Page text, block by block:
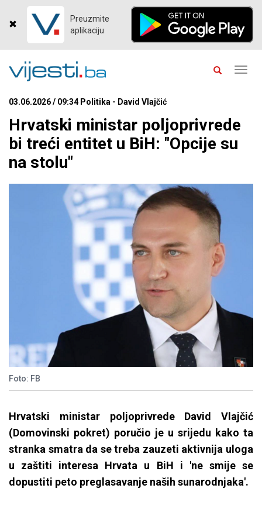
Preuzmite
aplikaciju
03.06.2026 / 09:34 Politika - David Vlajčić
Hrvatski ministar poljoprivrede
bi treći entitet u BiH: "Opcije su
na stolu"
Foto: FB
Hrvatski ministar poljoprivrede David Vlajčić
(Domovinski pokret) poručio je u srijedu kako ta
stranka smatra da se treba zauzeti aktivnija uloga
u zaštiti interesa Hrvata u BiH i 'ne smije se
dopustiti peto preglasavanje naših sunarodnjaka'.